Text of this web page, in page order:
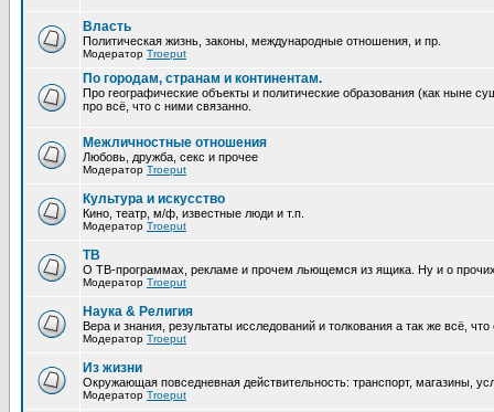
Власть
Политическая жизнь, законы, международные отношения, и пр.
Модератор Troeput
По городам, странам и континентам.
Про географические объекты и политические образования (как ныне
про всё, что с ними связанно.
Межличностные отношения
Любовь, дружба, секс и прочее
Модератор Troeput
Культура и искусство
Кино, театр, м/ф, известные люди и т.п.
Модератор Troeput
ТВ
О ТВ-программах, рекламе и прочем льющемся из ящика. Ну и о
Модератор Troeput
Наука & Религия
Вера и знания, результаты исследований и толкования а так же всё,
Модератор Troeput
Из жизни
Окружающая повседневная действительность: транспорт, магазины,
Модератор Troeput